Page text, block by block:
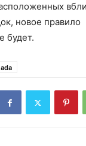
новое правило
будет.